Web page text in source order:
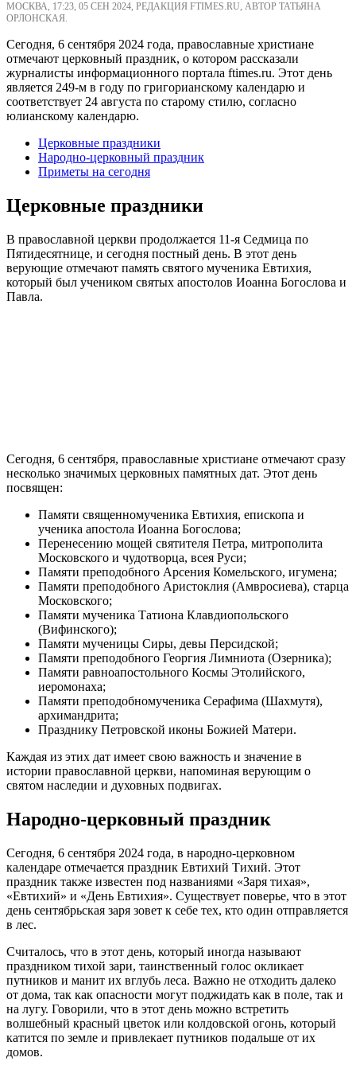
МОСКВА, 17:23, 05 СЕН 2024, РЕДАКЦИЯ FTIMES.RU, АВТОР ТАТЬЯНА
ОРЛОНСКАЯ.
Сегодня, 6 сентября 2024 года, православные христиане
отмечают церковный праздник, о котором рассказали
журналисты информационного портала ftimes.ru. Этот день
является 249-м в году по григорианскому календарю и
соответствует 24 августа по старому стилю, согласно
юлианскому календарю.
Церковные праздники
Народно-церковный праздник
Приметы на сегодня
Церковные праздники
В православной церкви продолжается 11-я Седмица по
Пятидесятнице, и сегодня постный день. В этот день
верующие отмечают память святого мученика Евтихия,
который был учеником святых апостолов Иоанна Богослова и
Павла.
Сегодня, 6 сентября, православные христиане отмечают сразу
несколько значимых церковных памятных дат. Этот день
посвящен:
Памяти священномученика Евтихия, епископа и
ученика апостола Иоанна Богослова;
Перенесению мощей святителя Петра, митрополита
Московского и чудотворца, всея Руси;
Памяти преподобного Арсения Комельского, игумена;
Памяти преподобного Аристоклия (Амвросиева), старца
Московского;
Памяти мученика Татиона Клавдиопольского
(Вифинского);
Памяти мученицы Сиры, девы Персидской;
Памяти преподобного Георгия Лимниота (Озерника);
Памяти равноапостольного Космы Этолийского,
иеромонаха;
Памяти преподобномученика Серафима (Шахмутя),
архимандрита;
Празднику Петровской иконы Божией Матери.
Каждая из этих дат имеет свою важность и значение в
истории православной церкви, напоминая верующим о
святом наследии и духовных подвигах.
Народно-церковный праздник
Сегодня, 6 сентября 2024 года, в народно-церковном
календаре отмечается праздник Евтихий Тихий. Этот
праздник также известен под названиями «Заря тихая»,
«Евтихий» и «День Евтихия». Существует поверье, что в этот
день сентябрьская заря зовет к себе тех, кто один отправляется
в лес.
Считалось, что в этот день, который иногда называют
праздником тихой зари, таинственный голос окликает
путников и манит их вглубь леса. Важно не отходить далеко
от дома, так как опасности могут поджидать как в поле, так и
на лугу. Говорили, что в этот день можно встретить
волшебный красный цветок или колдовской огонь, который
катится по земле и привлекает путников подальше от их
домов.